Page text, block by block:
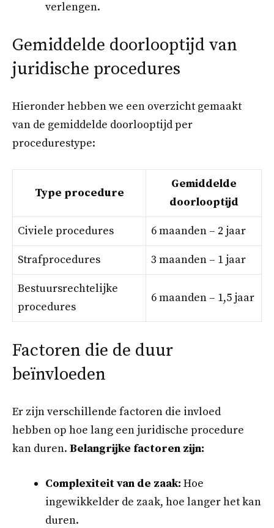
verlengen.
Gemiddelde doorlooptijd van
juridische procedures
Hieronder hebben we een overzicht gemaakt
van de gemiddelde doorlooptijd per
procedurestype:
Type procedure
Gemiddelde
doorlooptijd
Civiele procedures 6 maanden – 2 jaar
Strafprocedures 3 maanden – 1 jaar
Bestuursrechtelijke
procedures
6 maanden – 1,5 jaar
Factoren die de duur
beïnvloeden
Er zijn verschillende factoren die invloed
hebben op hoe lang een juridische procedure
kan duren. Belangrijke factoren zijn:
Complexiteit van de zaak: Hoe
ingewikkelder de zaak, hoe langer het kan
duren.